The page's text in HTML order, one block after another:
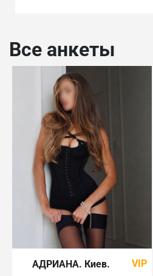
Все анкеты
АДРИАНА. Киев. VIP